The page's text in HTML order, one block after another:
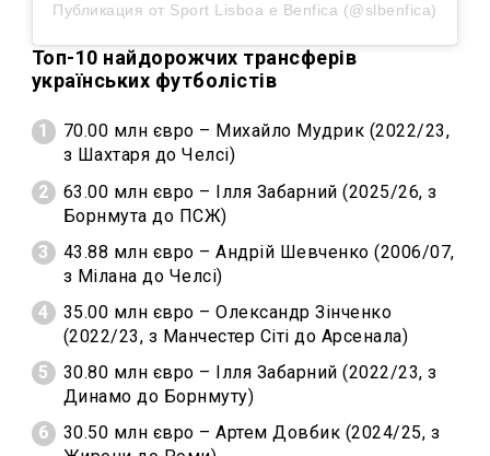
Публикация от Sport Lisboa e Benfica (@slbenfica)
Топ-10 найдорожчих трансферів
українських футболістів
70.00 млн євро – Михайло Мудрик (2022/23,
з Шахтаря до Челсі)
63.00 млн євро – Ілля Забарний (2025/26, з
Борнмута до ПСЖ)
43.88 млн євро – Андрій Шевченко (2006/07,
з Мілана до Челсі)
35.00 млн євро – Олександр Зінченко
(2022/23, з Манчестер Сіті до Арсенала)
30.80 млн євро – Ілля Забарний (2022/23, з
Динамо до Борнмуту)
30.50 млн євро – Артем Довбик (2024/25, з